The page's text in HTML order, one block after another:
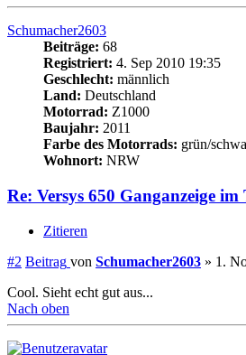
Schumacher2603
Beiträge: 68
Registriert: 4. Sep 2010 19:35
Geschlecht: männlich
Land: Deutschland
Motorrad: Z1000
Baujahr: 2011
Farbe des Motorrads: grün/
Wohnort: NRW
Re: Versys 650 Ganganzeige im
Zitieren
#2 Beitrag von Schumacher2603 » 1.
Cool. Sieht echt gut aus...
Nach oben